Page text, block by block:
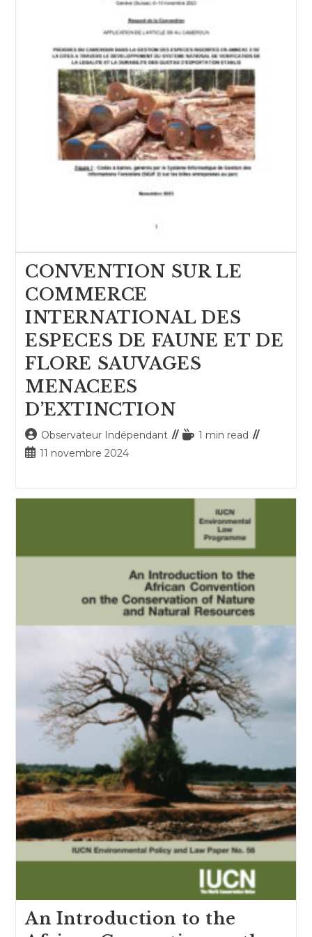
CONVENTION SUR LE
COMMERCE
INTERNATIONAL DES
ESPECES DE FAUNE ET DE
FLORE SAUVAGES
MENACEES
D’EXTINCTION
Auteur/autrice
de
Observateur Indépendant
Temps1 min read
Publication
11 novembre 2024
An Introduction to the